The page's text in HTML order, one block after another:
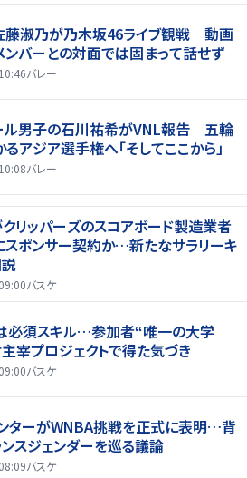
佐藤淑乃が乃木坂46ライブ観戦 動画
バーとの対面では固まって話せず
バレー
ル男子の石川祐希がVNL報告 五輪
アジア選手権へ「そしてここから」
バレー
リッパーズのスコアボード製造業者
スポンサー契約か‬…新たなサラリーキ
バスケ
必須スキル…参加者“唯一の大学
宰プロジェクトで得た気づき
バスケ
ンターがWNBA挑戦を正式に表明…背
スジェンダーを巡る議論
バスケ